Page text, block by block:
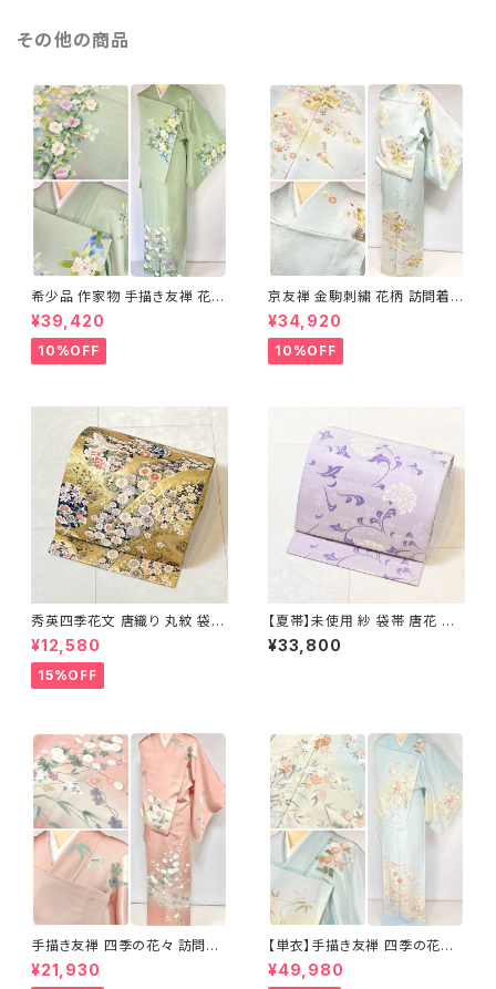
その他の商品
希少品 作家物 手描き友禅 花鳥
文 椿 沈丁花 訪問着 正絹 袷 黄
緑 青 白 1418
¥39,420
10%OFF
京友禅 金駒刺繍 花柄 訪問着
正絹 水色 黄緑 パステルカラー
アイスグリーン 1433
¥34,920
10%OFF
秀英四季花文 唐織り 丸紋 袋帯
正絹 金糸 ゴールド 紺 ピンク 7
05
¥12,580
15%OFF
【夏帯】未使用 紗 袋帯 唐花 正
絹 紫 白 淡藤色 729
¥33,800
手描き友禅 四季の花々 訪問着
袷 正絹 サーモンピンク クリー
ム 白 桃花色 1434
¥21,930
【単衣】手描き友禅 四季の花々
正絹 訪問着 水色 黄緑 白 パス
テルカラー 1431
¥49,980